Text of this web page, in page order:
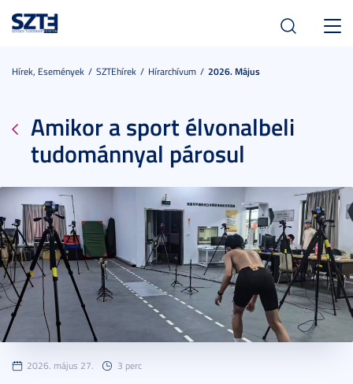
Hírek, Események SZTEhírek Hírarchívum 2026. Május
Amikor a sport élvonalbeli
tudománnyal párosul
2026. május 27. 3 perc